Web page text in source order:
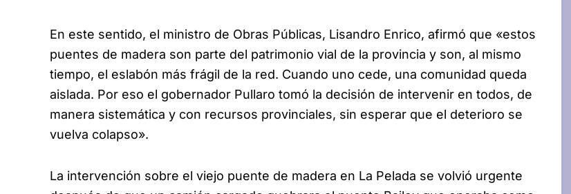
En este sentido, el ministro de Obras Públicas, Lisandro Enrico, afirmó que «estos
puentes de madera son parte del patrimonio vial de la provincia y son, al mismo
tiempo, el eslabón más frágil de la red. Cuando uno cede, una comunidad queda
aislada. Por eso el gobernador Pullaro tomó la decisión de intervenir en todos, de
manera sistemática y con recursos provinciales, sin esperar que el deterioro se
vuelva colapso».
La intervención sobre el viejo puente de madera en La Pelada se volvió urgente